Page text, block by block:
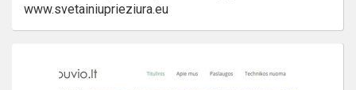
www.svetainiuprieziura.eu